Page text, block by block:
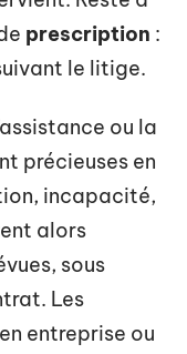
prescription :
le litige.
ou la
précieuses en
incapacité,
alors
sous
Les
entreprise ou